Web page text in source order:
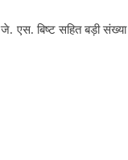
एस. बिष्ट सहित बड़ी संख्या